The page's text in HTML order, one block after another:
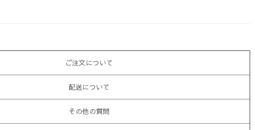
ご注文について
配送について
その他の質問